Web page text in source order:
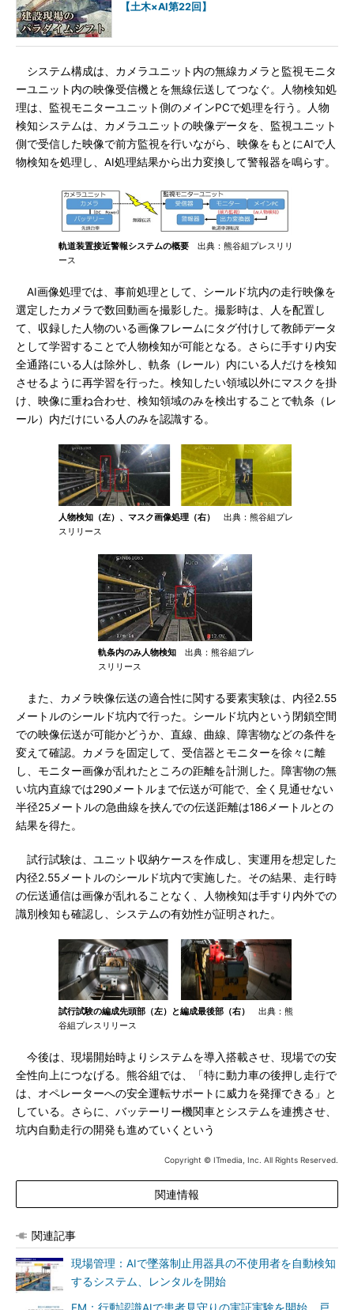
【土木×AI第22回】
システム構成は、カメラユニット内の無線カメラと監視モニタ
ーユニット内の映像受信機とを無線伝送してつなぐ。人物検知処
理は、監視モニターユニット側のメインPCで処理を行う。人物
検知システムは、カメラユニットの映像データを、監視ユニット
側で受信した映像で前方監視を行いながら、映像をもとにAIで人
物検知を処理し、AI処理結果から出力変換して警報器を鳴らす。
軌道装置接近警報システムの概要 出典：熊谷組プレスリリ
ース
AI画像処理では、事前処理として、シールド坑内の走行映像を
選定したカメラで数回動画を撮影した。撮影時は、人を配置し
て、収録した人物のいる画像フレームにタグ付けして教師データ
として学習することで人物検知が可能となる。さらに手すり内安
全通路にいる人は除外し、軌条（レール）内にいる人だけを検知
させるように再学習を行った。検知したい領域以外にマスクを掛
け、映像に重ね合わせ、検知領域のみを検出することで軌条（レ
ール）内だけにいる人のみを認識する。
人物検知（左）、マスク画像処理（右）
出典：熊谷組プレ
スリリース
軌条内のみ人物検知 出典：熊谷組プレ
スリリース
また、カメラ映像伝送の適合性に関する要素実験は、内径2.55
メートルのシールド坑内で行った。シールド坑内という閉鎖空間
での映像伝送が可能かどうか、直線、曲線、障害物などの条件を
変えて確認。カメラを固定して、受信器とモニターを徐々に離
し、モニター画像が乱れたところの距離を計測した。障害物の無
い坑内直線では290メートルまで伝送が可能で、全く見通せない
半径25メートルの急曲線を挟んでの伝送距離は186メートルとの
結果を得た。
試行試験は、ユニット収納ケースを作成し、実運用を想定した
内径2.55メートルのシールド坑内で実施した。その結果、走行時
の伝送通信は画像が乱れることなく、人物検知は手すり内外での
識別検知も確認し、システムの有効性が証明された。
試行試験の編成先頭部（左）と編成最後部（右）
出典：熊
谷組プレスリリース
今後は、現場開始時よりシステムを導入搭載させ、現場での安
全性向上につなげる。熊谷組では、「特に動力車の後押し走行で
は、オペレーターへの安全運転サポートに威力を発揮できる」と
している。さらに、バッテーリー機関車とシステムを連携させ、
坑内自動走行の開発も進めていくという
Copyright © ITmedia, Inc. All Rights Reserved.
関連情報
関連記事
現場管理：AIで墜落制止用器具の不使用者を自動検知
するシステム、レンタルを開始